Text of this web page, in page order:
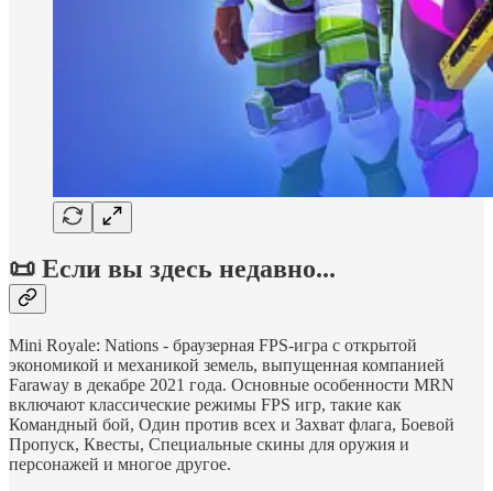
📜 Если вы здесь недавно...
Mini Royale: Nations - браузерная FPS-игра с открытой
экономикой и механикой земель, выпущенная компанией
Faraway в декабре 2021 года. Основные особенности MRN
включают классические режимы FPS игр, такие как
Командный бой, Один против всех и Захват флага, Боевой
Пропуск, Квесты, Специальные скины для оружия и
персонажей и многое другое.